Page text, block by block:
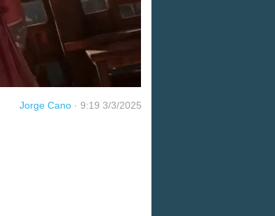
Jorge Cano · 9:19 3/3/2025